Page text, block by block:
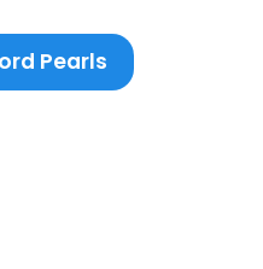
Pearls